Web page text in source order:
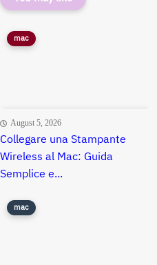
mac
August 5, 2026
Collegare una Stampante
Wireless al Mac: Guida
Semplice e...
mac